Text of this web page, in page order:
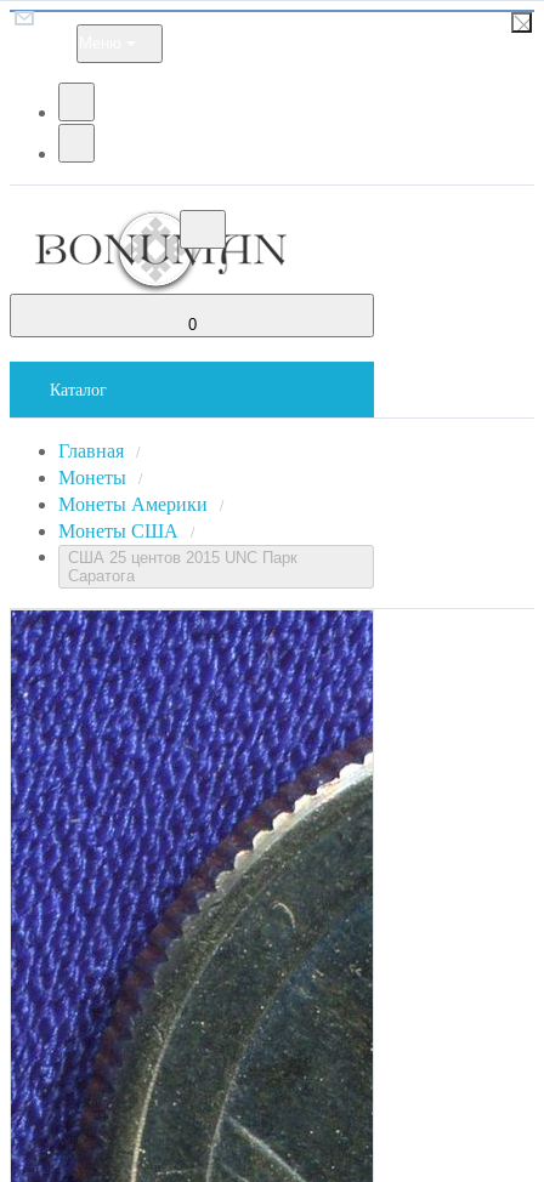
0
Каталог
Главная /
Монеты /
Монеты Америки /
Монеты США /
США 25 центов 2015 UNC Парк
Саратога